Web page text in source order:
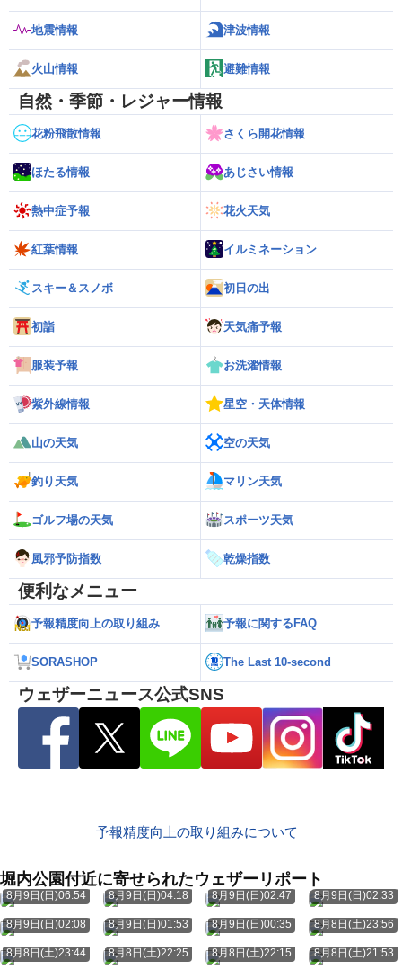
地震情報 津波情報
火山情報 避難情報
自然・季節・レジャー情報
花粉飛散情報 さくら開花情報
ほたる情報 あじさい情報
熱中症予報 花火天気
紅葉情報 イルミネーション
スキー＆スノボ 初日の出
初詣 天気痛予報
服装予報 お洗濯情報
紫外線情報 星空・天体情報
山の天気 空の天気
釣り天気 マリン天気
ゴルフ場の天気 スポーツ天気
風邪予防指数 乾燥指数
便利なメニュー
予報精度向上の取り組み 予報に関するFAQ
SORASHOP The Last 10-second
ウェザーニュース公式SNS
予報精度向上の取り組みについて
堀内公園付近に寄せられたウェザーリポート
8月9日(日)06:54 8月9日(日)04:18 8月9日(日)02:47 8月9日(日)02:33
8月9日(日)02:08 8月9日(日)01:53 8月9日(日)00:35 8月8日(土)23:56
8月8日(土)23:44 8月8日(土)22:25 8月8日(土)22:15 8月8日(土)21:53